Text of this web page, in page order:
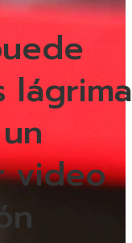
video